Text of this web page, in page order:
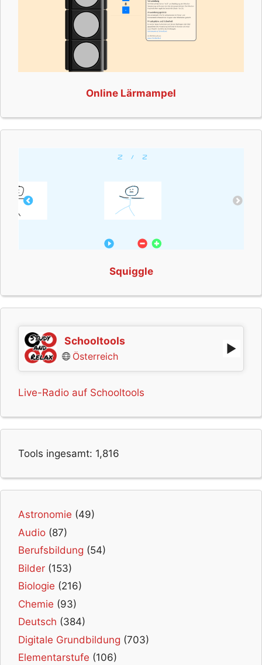
Online Lärmampel
Squiggle
Schooltools
Österreich
Live-Radio auf Schooltools
Tools ingesamt: 1,816
Astronomie (49)
Audio (87)
Berufsbildung (54)
Bilder (153)
Biologie (216)
Chemie (93)
Deutsch (384)
Digitale Grundbildung (703)
Elementarstufe (106)